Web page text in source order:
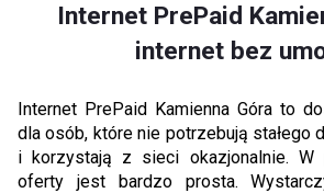
Internet PrePaid
internet bez
Internet PrePaid Kamienna Góra to
dla osób, które nie potrzebują stałego
i korzystają z sieci okazjonalnie. W
oferty jest bardzo prosta.